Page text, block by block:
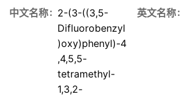
中文名称
2-(3-((3,5-
Difluorobenzyl
)oxy)phenyl)-4
,4,5,5-
tetramethyl-
1,3,2-
英文名称